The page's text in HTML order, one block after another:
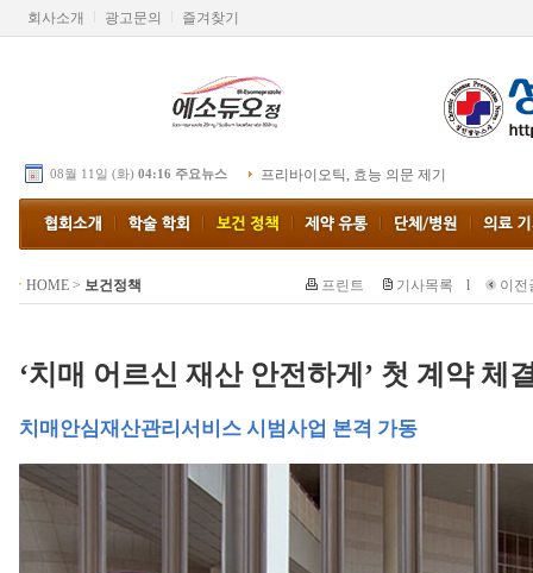
회사소개 광고문의 즐겨찾기
08월 11일 (화) 04:16 주요뉴스 프리바이오틱, 효능 의문 제기
HOME> 보건정책 프린트 기사목록 l 이전
‘치매 어르신 재산 안전하게’ 첫 계약 체
치매안심재산관리서비스 시범사업 본격 가동